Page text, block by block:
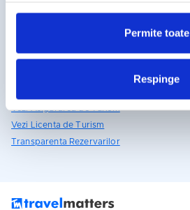
Permite toate
Respinge
rezervari@travelmatters.ro
travelmatters.ro
Licente TravelMatters
Vezi Licenta de Turism
Transparenta Rezervarilor